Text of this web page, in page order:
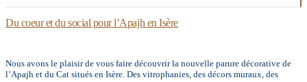
Du coeur et du social pour l’Apajh en Isère
Nous avons le plaisir de vous faire découvrir la nouvelle parure décorative de
l’Apajh et du Cat situés en Isère. Des vitrophanies, des décors muraux, des